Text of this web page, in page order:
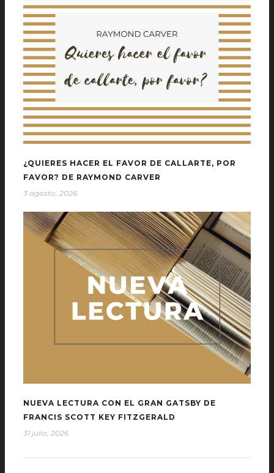
¿QUIERES HACER EL FAVOR DE CALLARTE, POR
FAVOR? DE RAYMOND CARVER
3 agosto, 2026
NUEVA LECTURA CON EL GRAN GATSBY DE
FRANCIS SCOTT KEY FITZGERALD
31 julio, 2026